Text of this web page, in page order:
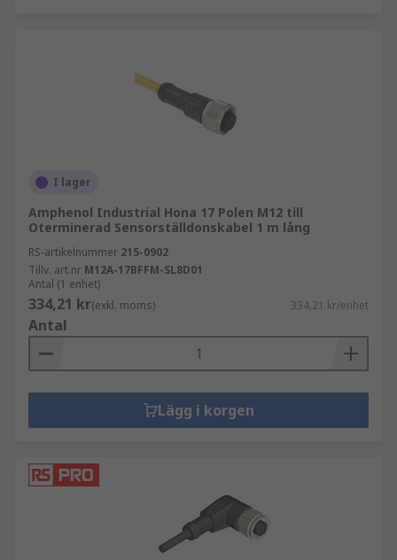
I lager
Amphenol Industrial Hona 17 Polen M12 till
Oterminerad Sensorställdonskabel 1 m lång
RS-artikelnummer 215-0902
Tillv. art.nr M12A-17BFFM-SL8D01
Antal (1 enhet)
334,21 kr(exkl. moms) 334,21 kr/enhet
Antal
Lägg i korgen